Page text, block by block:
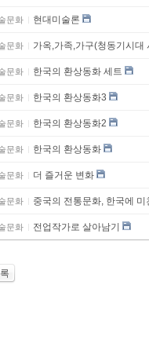
문화 현대미술론
문화 가옥,가족,가구(청동기시대
문화 한국의 환상동화 세트
문화 한국의 환상동화3
문화 한국의 환상동화2
문화 한국의 환상동화
문화 더 즐거운 변화
문화 중국의 전통문화, 한국에 미
문화 전업작가로 살아남기